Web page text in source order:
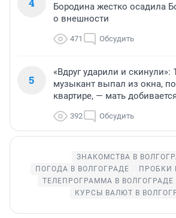
Бородина жестко осадила
о внешности
471 Обсудить
5
«Вдруг ударили и скинули»:
музыкант выпал из окна,
квартире, — мать
392 Обсудить
ЗНАКОМСТВА В
ПОГОДА В ВОЛГОГРАДЕ
ПРОБКИ
ТЕЛЕПРОГРАММА В ВОЛГОГРАДЕ
КУРСЫ ВАЛЮТ В